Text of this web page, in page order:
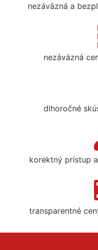
nezáväzná a
nezáväzná
dlhoročné
korektný prístup
transparentné